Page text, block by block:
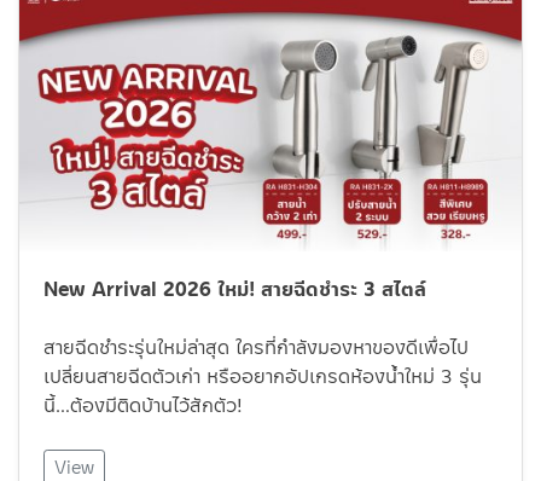
New Arrival 2026 ใหม่! สายฉีดชำระ 3 สไตล์
สายฉีดชำระรุ่นใหม่ล่าสุด ใครที่กำลังมองหาของดีเพื่อไป
เปลี่ยนสายฉีดตัวเก่า หรืออยากอัปเกรดห้องน้ำใหม่ 3 รุ่น
นี้…ต้องมีติดบ้านไว้สักตัว!
View